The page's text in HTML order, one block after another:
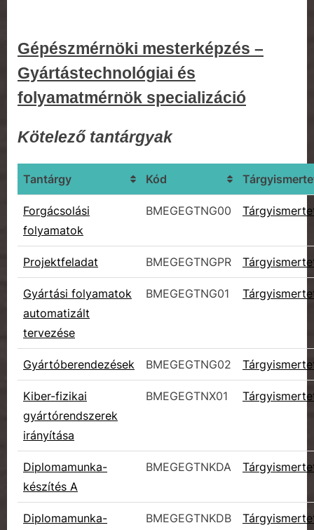
Gépészmérnöki mesterképzés –
Gyártástechnológiai és
folyamatmérnök specializáció
Kötelező tantárgyak
Tantárgy Kód
Forgácsolási
folyamatok
BMEGEGTNG00
Projektfeladat BMEGEGTNGPR
Gyártási folyamatok
automatizált
tervezése
BMEGEGTNG01
Gyártóberendezések BMEGEGTNG02
Kiber-fizikai
gyártórendszerek
irányítása
BMEGEGTNX01
Diplomamunka-
készítés A
BMEGEGTNKDA
Diplomamunka-
BMEGEGTNKDB